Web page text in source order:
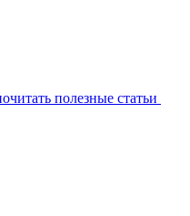
полезные статьи